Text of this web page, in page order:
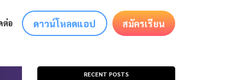
ต่อ ดาวน์โหลดแอป สมัครเรียน
RECENT POSTS